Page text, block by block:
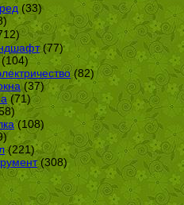
(33)
(77)
(104)
(82)
(37)
(71)
(108)
(221)
(308)